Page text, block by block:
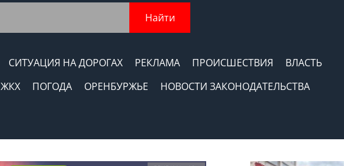
Найти
СИТУАЦИЯ НА ДОРОГАХ РЕКЛАМА ПРОИСШЕСТВИЯ
ВЛАСТЬ
ЖКХ ПОГОДА ОРЕНБУРЖЬЕ
НОВОСТИ ЗАКОНОДАТЕЛЬСТВА